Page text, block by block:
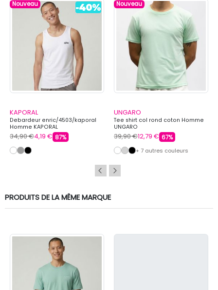
Nouveau
KAPORAL
Debardeur enric/4503/kaporal
Homme KAPORAL
34,90 €4,19 € 87%
Nouveau
UNGARO
Tee shirt col rond coton Homme
UNGARO
39,90 €12,79 € 67%
+ 7 autres couleurs
PRODUITS DE LA MÊME MARQUE